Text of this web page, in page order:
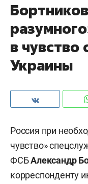
в чувство
Украины
Россия при
чувство»
ФСБАлександр
корреспонденту